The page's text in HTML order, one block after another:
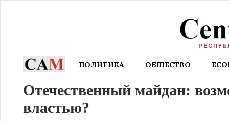
ПОЛИТИКА ОБЩЕСТВО
Отечественный майдан:
властью?